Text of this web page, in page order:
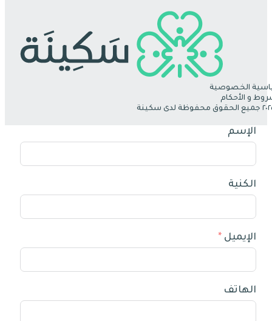
الخصوصية
و الأحكام
الإسم
الكنية
الإيميل
الهاتف